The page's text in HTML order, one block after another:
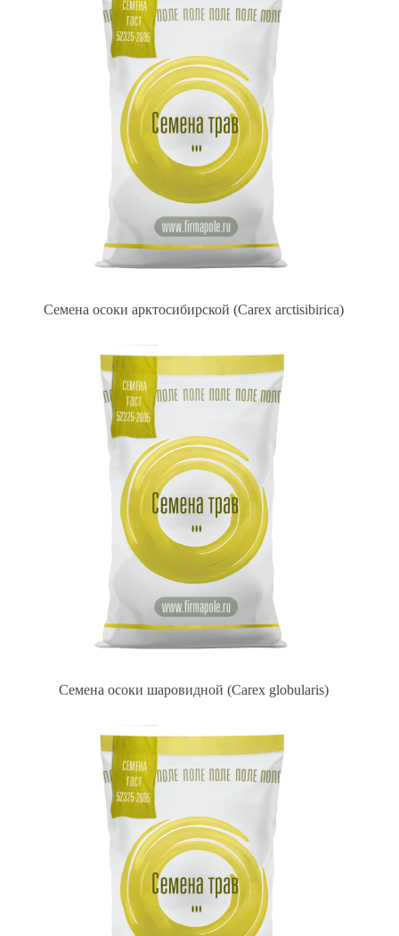
Семена осоки арктосибирской (Carex arctisibirica)
Семена осоки шаровидной (Carex globularis)